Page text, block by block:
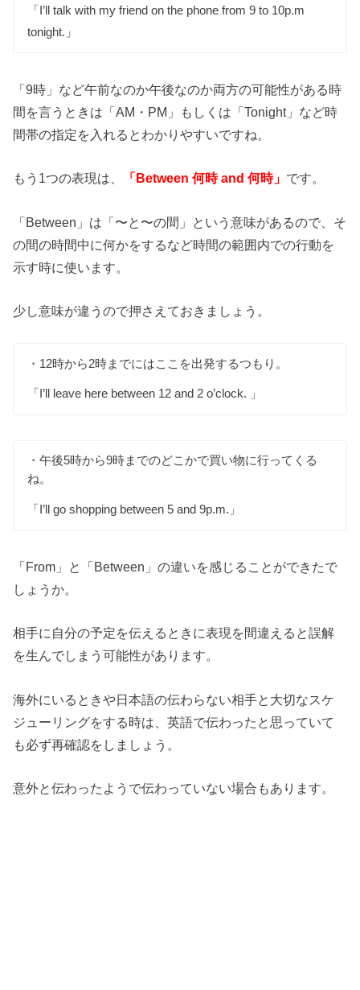
「I’ll talk with my friend on the phone from 9 to 10p.m
tonight.」
「9時」など午前なのか午後なのか両方の可能性がある時
間を言うときは「AM・PM」もしくは「Tonight」など時
間帯の指定を入れるとわかりやすいですね。
もう1つの表現は、 「Between 何時 and 何時」 です。
「Between」は「〜と〜の間」という意味があるので、そ
の間の時間中に何かをするなど時間の範囲内での行動を
示す時に使います。
少し意味が違うので押さえておきましょう。
・12時から2時までにはここを出発するつもり。
「I’ll leave here between 12 and 2 o’clock. 」
・午後5時から9時までのどこかで買い物に行ってくる
ね。
「I’ll go shopping between 5 and 9p.m.」
「From」と「Between」の違いを感じることができたで
しょうか。
相手に自分の予定を伝えるときに表現を間違えると誤解
を生んでしまう可能性があります。
海外にいるときや日本語の伝わらない相手と大切なスケ
ジューリングをする時は、英語で伝わったと思っていて
も必ず再確認をしましょう。
意外と伝わったようで伝わっていない場合もあります。